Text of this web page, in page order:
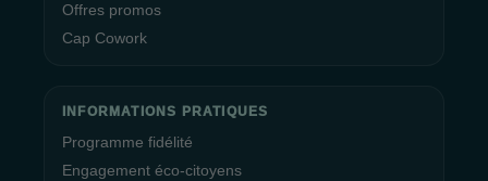
Offres promos
Cap Cowork
INFORMATIONS PRATIQUES
Programme fidélité
Engagement éco-citoyens